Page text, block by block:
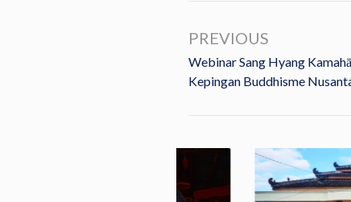
PREVIOUS
Webinar Sang Hyang
Kepingan Buddhisme